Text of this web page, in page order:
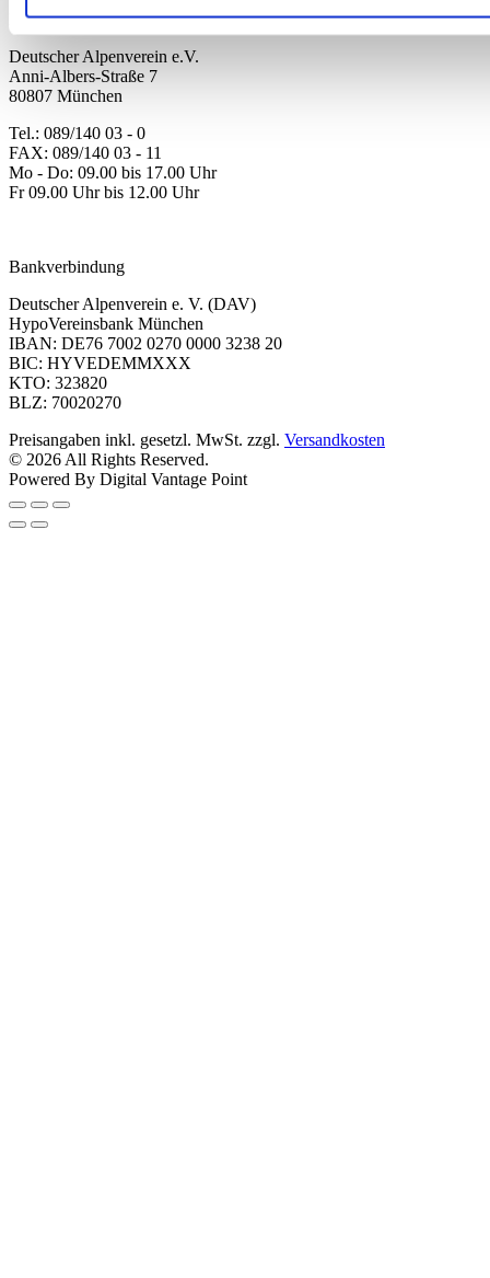
Kontakt
Deutscher Alpenverein e.V.
Anni-Albers-Straße 7
80807 München
Tel.: 089/140 03 - 0
FAX: 089/140 03 - 11
Mo - Do: 09.00 bis 17.00 Uhr
Fr 09.00 Uhr bis 12.00 Uhr
Bankverbindung
Deutscher Alpenverein e. V. (DAV)
HypoVereinsbank München
IBAN: DE76 7002 0270 0000 3238 20
BIC: HYVEDEMMXXX
KTO: 323820
BLZ: 70020270
Preisangaben inkl. gesetzl. MwSt. zzgl. Versandkosten
© 2026 All Rights Reserved.
Powered By Digital Vantage Point